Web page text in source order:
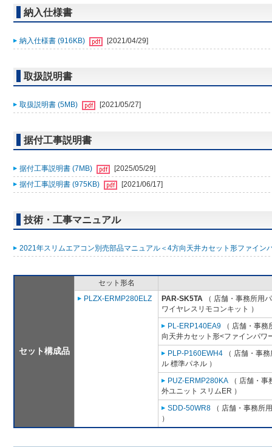
納入仕様書
納入仕様書 (916KB) [2021/04/29]
取扱説明書
取扱説明書 (5MB) [2021/05/27]
据付工事説明書
据付工事説明書 (7MB)
[2025/05/29]
据付工事説明書 (975KB)
[2021/06/17]
技術・工事マニュアル
2021年スリムエアコン別売部品マニュアル＜4方向天井カセット形ファイン
セット構成品
セット形名
PLZX-ERMP280ELZ
PAR-SK5TA （ 店舗・事務所用
ワイヤレスリモコンキット ）
PL-ERP140EA9 （ 店舗・事
向天井カセット形<ファインパワ
PLP-P160EWH4 （ 店舗・事
ル 標準パネル ）
PUZ-ERMP280KA （ 店舗・
外ユニット スリムER ）
SDD-50WR8 （ 店舗・事務所
）